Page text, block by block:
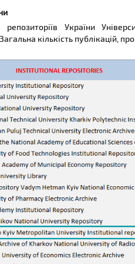
репозиторіїв України
кількість публікацій,